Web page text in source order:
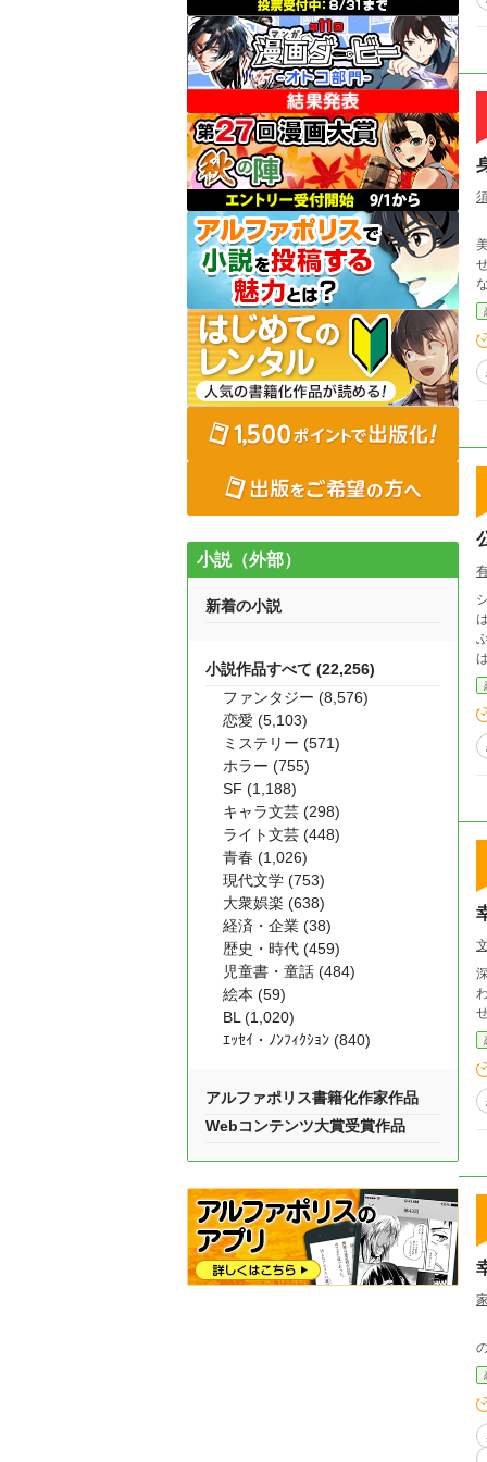
美
せん。 9話完結です。 日
小説（外部）
新着の小説
小説作品すべて (22,256)
ファンタジー (8,576)
恋愛 (5,103)
ミステリー (571)
ホラー (755)
SF (1,188)
キャラ文芸 (298)
ライト文芸 (448)
青春 (1,026)
現代文学 (753)
大衆娯楽 (638)
経済・企業 (38)
歴史・時代 (459)
児童書・童話 (484)
絵本 (59)
BL (1,020)
ｴｯｾｲ・ﾉﾝﾌｨｸｼｮﾝ (840)
アルファポリス書籍化作家作品
Webコンテンツ大賞受賞作品